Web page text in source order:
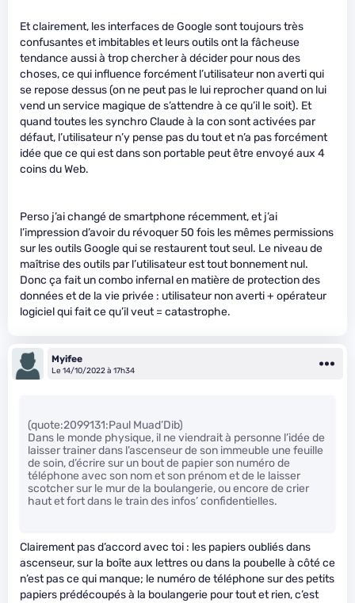
Et clairement, les interfaces de Google sont toujours très
confusantes et imbitables et leurs outils ont la fâcheuse
tendance aussi à trop chercher à décider pour nous des
choses, ce qui influence forcément l’utilisateur non averti qui
se repose dessus (on ne peut pas le lui reprocher quand on lui
vend un service magique de s’attendre à ce qu’il le soit). Et
quand toutes les synchro Claude à la con sont activées par
défaut, l’utilisateur n’y pense pas du tout et n’a pas forcément
idée que ce qui est dans son portable peut être envoyé aux 4
coins du Web.
Perso j’ai changé de smartphone récemment, et j’ai
l’impression d’avoir du révoquer 50 fois les mêmes permissions
sur les outils Google qui se restaurent tout seul. Le niveau de
maîtrise des outils par l’utilisateur est tout bonnement nul.
Donc ça fait un combo infernal en matière de protection des
données et de la vie privée : utilisateur non averti + opérateur
logiciel qui fait ce qu’il veut = catastrophe.
Myifee
Le 14/10/2022 à 17h34
(quote:2099131:Paul Muad’Dib)
Dans le monde physique, il ne viendrait à personne l’idée de
laisser trainer dans l’ascenseur de son immeuble une feuille
de soin, d’écrire sur un bout de papier son numéro de
téléphone avec son nom et son prénom et de le laisser
scotcher sur le mur de la boulangerie, ou encore de crier
haut et fort dans le train des infos’ confidentielles.
Clairement pas d’accord avec toi : les papiers oubliés dans
ascenseur, sur la boîte aux lettres ou dans la poubelle à côté ce
n’est pas ce qui manque; le numéro de téléphone sur des petits
papiers prédécoupés à la boulangerie pour tout et rien, c’est